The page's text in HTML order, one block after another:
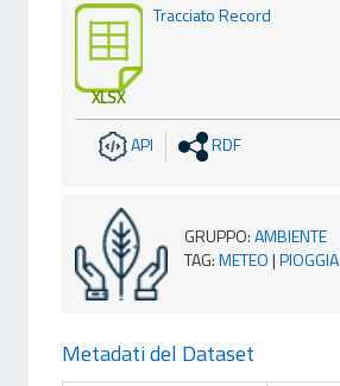
XLSX
Tracciato Record
API RDF
GRUPPO:AMBIENTE
TAG:METEO|PIOGGIA
Metadati del Dataset